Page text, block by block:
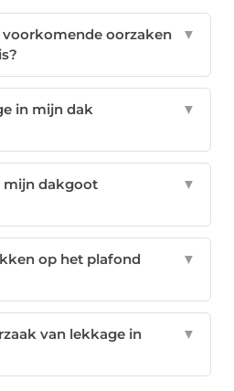
oorzaken
▼
in mijn dak
▼
mijn dakgoot
▼
op het plafond
▼
van lekkage in
▼